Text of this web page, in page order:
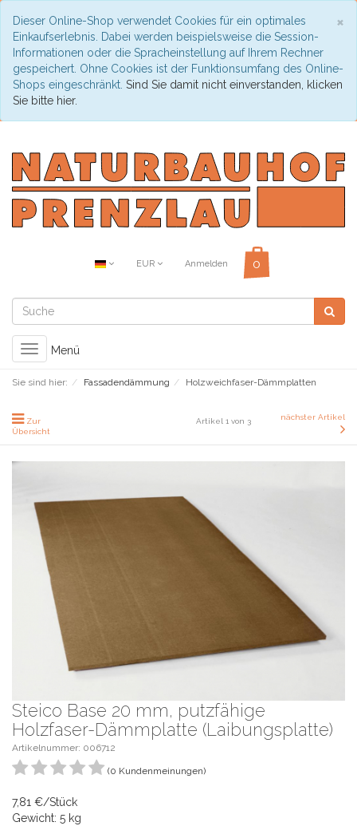
×
Dieser Online-Shop verwendet Cookies für ein optimales
Einkaufserlebnis. Dabei werden beispielsweise die Session-
Informationen oder die Spracheinstellung auf Ihrem Rechner
gespeichert. Ohne Cookies ist der Funktionsumfang des Online-
Shops eingeschränkt. Sind Sie damit nicht einverstanden, klicken
Sie bitte hier.
EUR Anmelden
Toggle
navigation
Menü
Sie sind hier: Fassadendämmung Holzweichfaser-Dämmplatten
Zur
Übersicht
Artikel 1 von 3 nächster Artikel
Steico Base 20 mm, putzfähige
Holzfaser-Dämmplatte (Laibungsplatte)
Artikelnummer: 006712
(0 Kundenmeinungen)
7,81 €/Stück
Gewicht: 5 kg